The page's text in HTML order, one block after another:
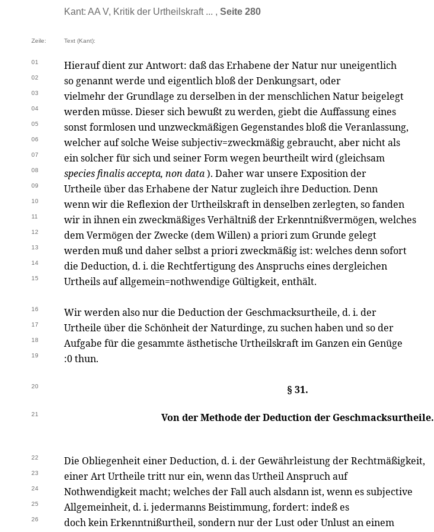
Kant: AA V, Kritik der Urtheilskraft ... , Seite 280
Zeile: Text (Kant):
01 Hierauf dient zur Antwort: daß das Erhabene der Natur nur uneigentlich
02 so genannt werde und eigentlich bloß der Denkungsart, oder
03 vielmehr der Grundlage zu derselben in der menschlichen Natur beigelegt
04 werden müsse. Dieser sich bewußt zu werden, giebt die Auffassung eines
05 sonst formlosen und unzweckmäßigen Gegenstandes bloß die Veranlassung,
06 welcher auf solche Weise subjectiv=zweckmäßig gebraucht, aber nicht als
07 ein solcher für sich und seiner Form wegen beurtheilt wird (gleichsam
08 species finalis accepta, non data). Daher war unsere Exposition der
09 Urtheile über das Erhabene der Natur zugleich ihre Deduction. Denn
10 wenn wir die Reflexion der Urtheilskraft in denselben zerlegten, so fanden
11 wir in ihnen ein zweckmäßiges Verhältniß der Erkenntnißvermögen, welches
12 dem Vermögen der Zwecke (dem Willen) a priori zum Grunde gelegt
13 werden muß und daher selbst a priori zweckmäßig ist: welches denn sofort
14 die Deduction, d. i. die Rechtfertigung des Anspruchs eines dergleichen
15 Urtheils auf allgemein=nothwendige Gültigkeit, enthält.
16 Wir werden also nur die Deduction der Geschmacksurtheile, d. i. der
17 Urtheile über die Schönheit der Naturdinge, zu suchen haben und so der
18 Aufgabe für die gesammte ästhetische Urtheilskraft im Ganzen ein Genüge
19 :0 thun.
20 § 31.
21 Von der Methode der Deduction der Geschmacksurtheile.
22 Die Obliegenheit einer Deduction, d. i. der Gewährleistung der Rechtmäßigkeit,
23 einer Art Urtheile tritt nur ein, wenn das Urtheil Anspruch auf
24 Nothwendigkeit macht; welches der Fall auch alsdann ist, wenn es subjective
25 Allgemeinheit, d. i. jedermanns Beistimmung, fordert: indeß es
26 doch kein Erkenntnißurtheil, sondern nur der Lust oder Unlust an einem